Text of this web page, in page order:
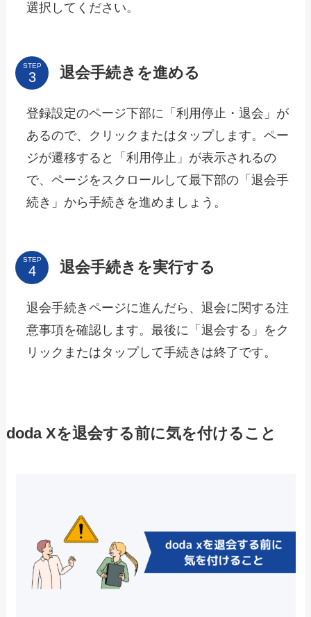
選択してください。
STEP 退会手続きを進める
登録設定のページ下部に「利用停止・退会」が
あるので、クリックまたはタップします。ペー
ジが遷移すると「利用停止」が表示されるの
で、ページをスクロールして最下部の「退会手
続き」から手続きを進めましょう。
STEP 退会手続きを実行する
退会手続きページに進んだら、退会に関する注
意事項を確認します。最後に「退会する」をク
リックまたはタップして手続きは終了です。
doda Xを退会する前に気を付けること